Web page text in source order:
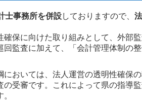
士事務所を併設しておりますので、
保に向けた取り組みとして、外部
回監査に加えて、「会計管理体制の
においては、法人運営の透明性確保
の受審です。これによって県の指導
。